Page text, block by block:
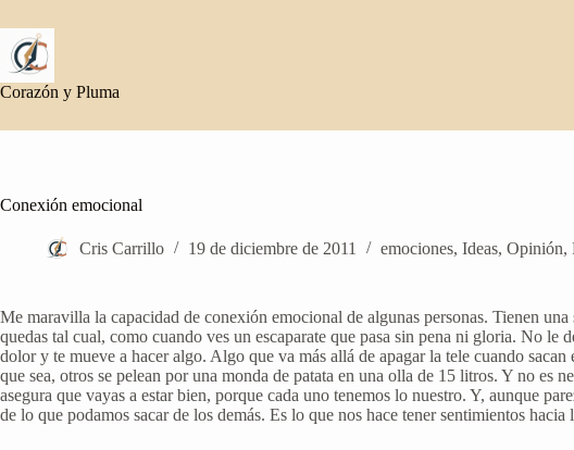
al
contenido
Corazón y Pluma
Conexión emocional
Cris Carrillo 19 de diciembre de 2011 emociones, Ideas, Opinión,
Me maravilla la capacidad de conexión emocional de algunas personas. Tienen
quedas tal cual, como cuando ves un escaparate que pasa sin pena ni gloria. No
dolor y te mueve a hacer algo. Algo que va más allá de apagar la tele cuando
que sea, otros se pelean por una monda de patata en una olla de 15 litros. Y no es
asegura que vayas a estar bien, porque cada uno tenemos lo nuestro. Y, aunque
de lo que podamos sacar de los demás. Es lo que nos hace tener sentimientos